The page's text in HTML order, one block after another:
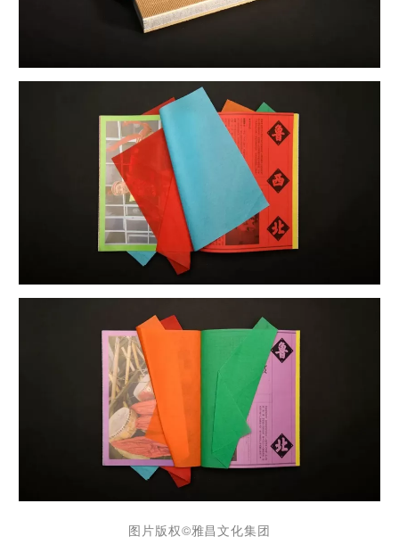
图片版权️©雅昌文化集团